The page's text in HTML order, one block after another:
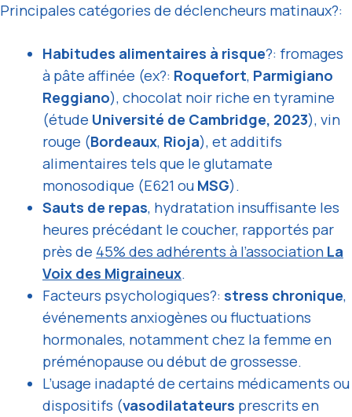
Principales catégories de déclencheurs matinaux?:
Habitudes alimentaires à risque?: fromages
à pâte affinée (ex?: Roquefort, Parmigiano
Reggiano), chocolat noir riche en tyramine
(étude Université de Cambridge, 2023), vin
rouge (Bordeaux, Rioja), et additifs
alimentaires tels que le glutamate
monosodique (E621 ou MSG).
Sauts de repas, hydratation insuffisante les
heures précédant le coucher, rapportés par
près de 45% des adhérents à l’association La
Voix des Migraineux.
Facteurs psychologiques?: stress chronique,
événements anxiogènes ou fluctuations
hormonales, notamment chez la femme en
préménopause ou début de grossesse.
L’usage inadapté de certains médicaments ou
dispositifs (vasodilatateurs prescrits en